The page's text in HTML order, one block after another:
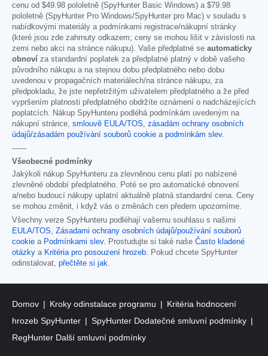
cenu od $49.98 pololetně (SpyHunter Basic Windows) a $79.98
pololetně (SpyHunter Pro Windows/SpyHunter pro Mac) v souladu s
nabídkovými materiály a podmínkami registrace/nákupní stránky
(které jsou zde zahrnuty odkazem; ceny se mohou lišit v závislosti na
zemi nebo akci na stránce nákupu). Vaše předplatné se automaticky
obnoví za standardní poplatek za předplatné platný v době vašeho
původního nákupu a na stejnou dobu předplatného nebo dobu
uvedenou v propagačních materiálech/na stránce nákupu, za
předpokladu, že jste nepřetržitým uživatelem předplatného a že před
vypršením platnosti předplatného obdržíte oznámení o nadcházejících
poplatcích. Nákup SpyHunteru podléhá podmínkám uvedeným na
nákupní stránce, smlouvě EULA/TOS
zásadám ochrany osobních
údajů/zásadám používání souborů cookie a podmínkám slev.
------
Všeobecné podmínky
Jakýkoli nákup SpyHunteru za zlevněnou cenu platí po nabízené
zlevněné období předplatného. Poté se pro automatické obnovení
a/nebo budoucí nákupy uplatní aktuálně platná standardní cena. Ceny
se mohou změnit, i když vás o změnách cen předem upozorníme.
Všechny verze SpyHunteru podléhají vašemu souhlasu s našimi
EULA/TOS
Zásadami ochrany osobních údajů/používání souborů
cookie a Podmínkami slev. Prostudujte si také naše Často kladené
otázky a Kritéria pro posouzení hrozeb . Pokud chcete SpyHunter
odinstalovat, přečtěte si jak
Domov Kroky odinstalace programu
Kritéria hodnocení
hrozeb SpyHunter
SpyHunter Dodatečné smluvní podmínky
RegHunter Další smluvní podmínky